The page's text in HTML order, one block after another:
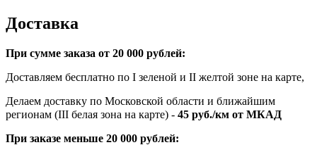
Доставка
При сумме заказа от 20 000 рублей:
Доставляем бесплатно по I зеленой и II желтой зоне на карте,
Делаем доставку по Московской области и ближайшим
регионам (III белая зона на карте) - 45 руб./км от МКАД
При заказе меньше 20 000 рублей: